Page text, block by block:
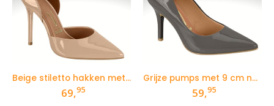
Beige stiletto hakken met enkelbandje
69,95
Grijze pumps met 9 cm naaldhak
59,95